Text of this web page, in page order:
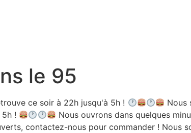
le 95
ce soir à 22h jusqu'à 5h !
Nous
!
Nous ouvrons dans quelques
contactez-nous pour commander ! Nous